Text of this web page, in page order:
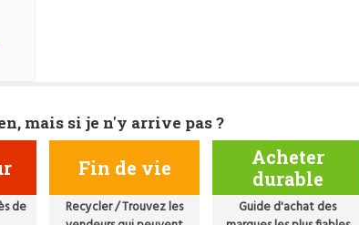
mais si je n'y arrive pas ?
de
Fin de vie
Recycler / Trouvez les
Acheter
durable
Guide d'achat des